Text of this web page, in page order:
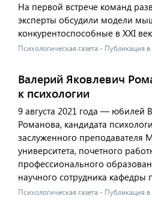
На первой встрече команд
эксперты обсудили модели
конкурентоспособные в XXI
Психологическая газета - Публикация
Валерий Яковлевич
к психологии
9 августа 2021 года — юбилей
Романова, кандидата
заслуженного преподавателя
университета, почетного
профессионального
научного сотрудника кафедры
Психологическая газета - Публикация